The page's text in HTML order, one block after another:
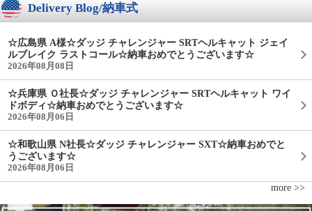
Delivery Blog/納車式
☆広島県 A様☆ダッジ チャレンジャー SRTヘルキャット ジェイ
ルブレイク ラストコール☆納車おめでとうございます☆
2026年08月08日
☆兵庫県 Ｏ社長☆ダッジ チャレンジャー SRTヘルキャット ワイ
ドボディ☆納車おめでとうございます☆
2026年08月06日
☆和歌山県 N社長☆ダッジ チャレンジャー SXT☆納車おめでと
うございます☆
2026年08月06日
more >>